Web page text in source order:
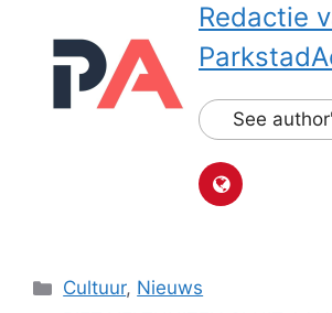
Redactie
See
Categorieën
Cultuur, Nieuws